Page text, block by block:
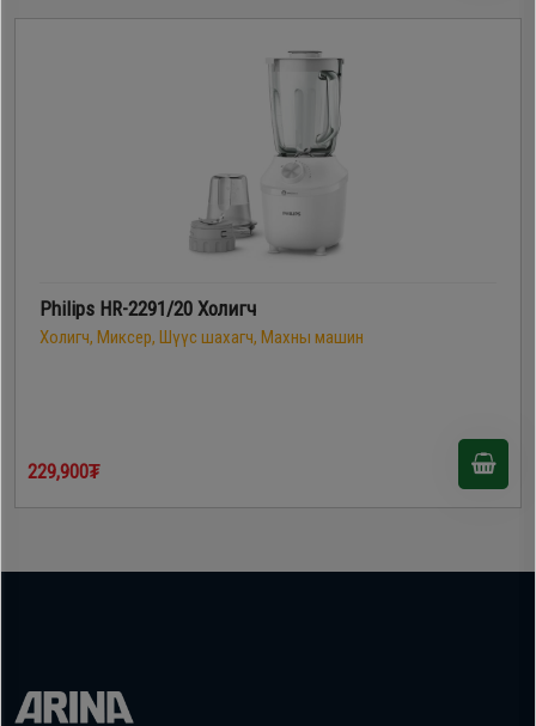
Philips HR-2291/20 Холигч
Холигч, Миксер, Шүүс шахагч, Махны машин
229,900₮